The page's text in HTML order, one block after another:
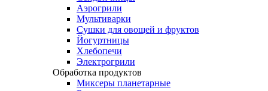
Аэрогрили
Мультиварки
Сушки для овощей и фруктов
Йогуртницы
Хлебопечи
Электрогрили
Обработка продуктов
Миксеры планетарные